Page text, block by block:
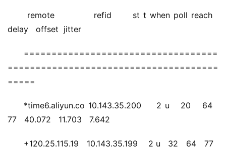
remote           refid      st t when poll reach
delay   offset  jitter
===================================
======================================
=====
*time6.aliyun.co 10.143.35.200    2 u   20   64
77   40.072   11.703   7.642
+120.25.115.19   10.143.35.199    2 u   32   64   77